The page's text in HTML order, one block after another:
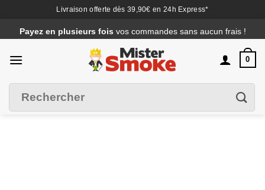
Livraison offerte dès 39,90€ en 24h Express*
au
contenu
Payez en plusieurs fois vos commandes sans aucun frais !
0
pour :